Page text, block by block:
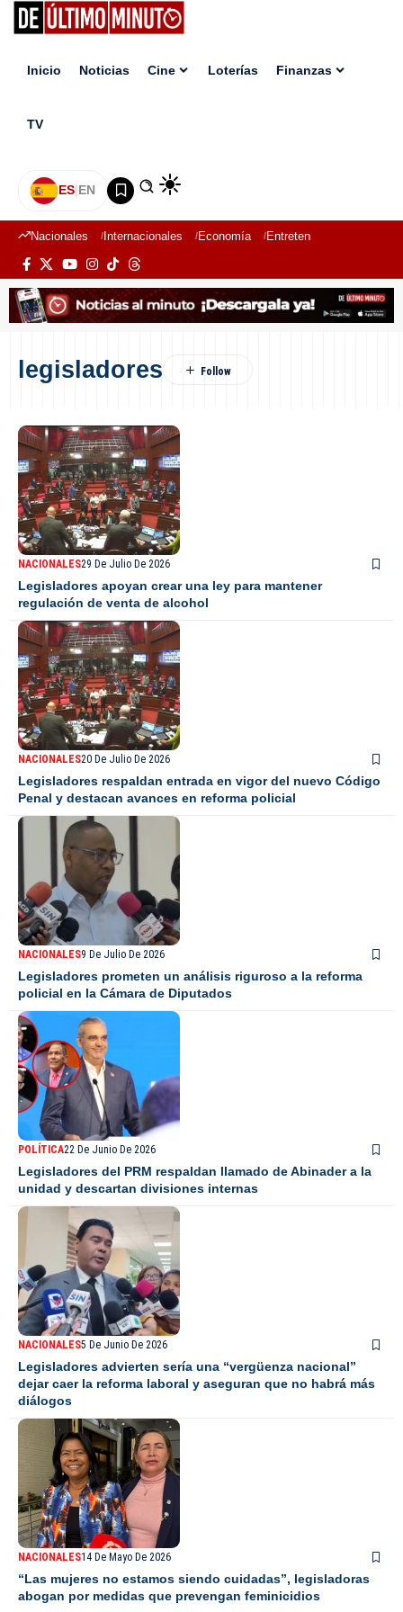
Inicio Noticias Cine Loterías Finanzas
TV
ES|EN
Nacionales Internacionales Economía Entretenimiento
legisladores
NACIONALES29 De Julio De 2026
Legisladores apoyan crear una ley para mantener
regulación de venta de alcohol
NACIONALES20 De Julio De 2026
Legisladores respaldan entrada en vigor del nuevo Código
Penal y destacan avances en reforma policial
NACIONALES9 De Julio De 2026
Legisladores prometen un análisis riguroso a la reforma
policial en la Cámara de Diputados
POLÍTICA22 De Junio De 2026
Legisladores del PRM respaldan llamado de Abinader a la
unidad y descartan divisiones internas
NACIONALES5 De Junio De 2026
Legisladores advierten sería una “vergüenza nacional”
dejar caer la reforma laboral y aseguran que no habrá más
diálogos
NACIONALES14 De Mayo De 2026
“Las mujeres no estamos siendo cuidadas”, legisladoras
abogan por medidas que prevengan feminicidios